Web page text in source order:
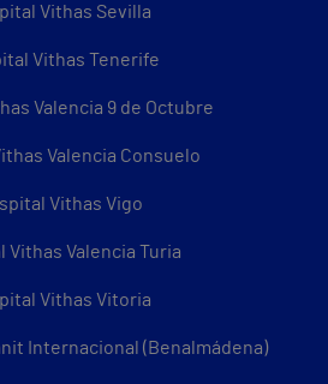
Vithas Sevilla
Vithas Tenerife
Valencia 9 de Octubre
Valencia Consuelo
Vithas Vigo
Vithas Valencia Turia
Vithas Vitoria
Internacional (Benalmádena)